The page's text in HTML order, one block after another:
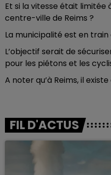
Et si la vitesse était limitée
centre-ville de Reims ?
La municipalité est en
L’objectif serait de
pour les piétons et les
A noter qu’à Reims, il
FIL D'ACTUS